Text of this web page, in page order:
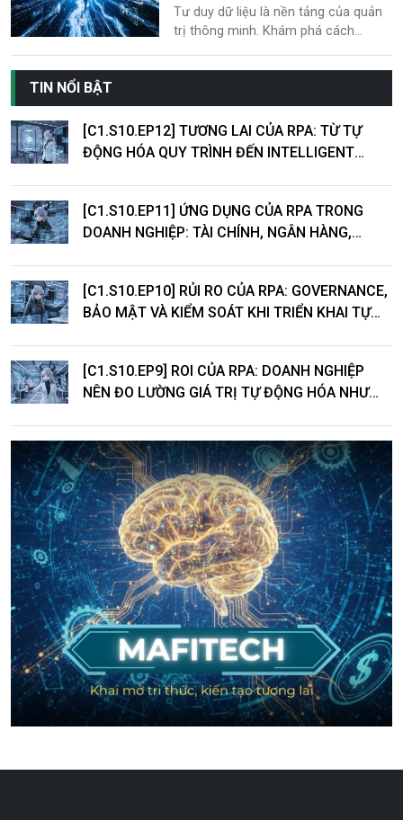
Tư duy dữ liệu là nền tảng của quản
trị thông minh. Khám phá cách
ra quyết định nhanh, chính xác và
TIN NỔI BẬT
[C1.S10.EP12] TƯƠNG LAI CỦA RPA: TỪ TỰ
ĐỘNG HÓA QUY TRÌNH ĐẾN INTELLIGENT
[C1.S10.EP11] ỨNG DỤNG CỦA RPA TRONG
DOANH NGHIỆP: TÀI CHÍNH, NGÂN HÀNG,
[C1.S10.EP10] RỦI RO CỦA RPA: GOVERNANCE,
BẢO MẬT VÀ KIỂM SOÁT KHI TRIỂN KHAI TỰ
[C1.S10.EP9] ROI CỦA RPA: DOANH NGHIỆP
NÊN ĐO LƯỜNG GIÁ TRỊ TỰ ĐỘNG HÓA NHƯ